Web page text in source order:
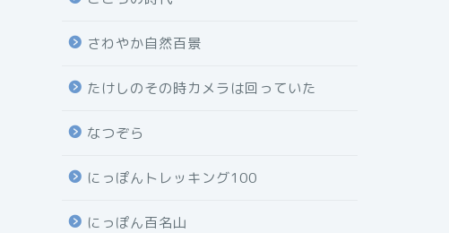
さわやか自然百景
たけしのその時カメラは回っていた
なつぞら
にっぽんトレッキング100
にっぽん百名山